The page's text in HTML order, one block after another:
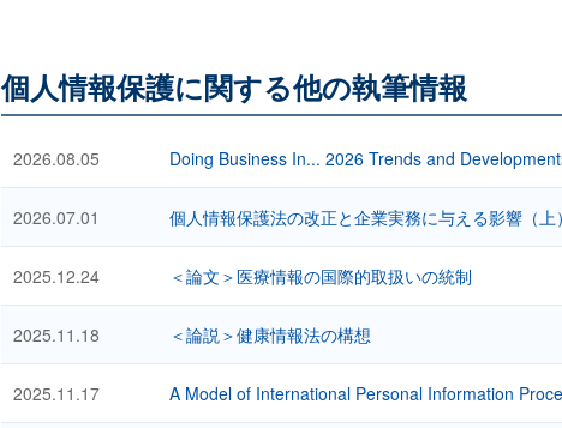
個人情報保護に関する他の執筆情報
2026.08.05 Doing Business In... 2026 Trends and
2026.07.01 個人情報保護法の改正と企業実務に与える影響（
2025.12.24 ＜論文＞医療情報の国際的取扱いの統制
2025.11.18 ＜論説＞健康情報法の構想
2025.11.17 A Model of International Personal Information